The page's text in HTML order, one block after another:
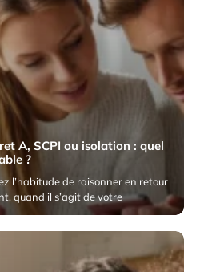
de gestion et aide
de ses décisions sur la
A, SCPI ou isolation : quel
?
l’habitude de raisonner en retour
quand il s’agit de votre